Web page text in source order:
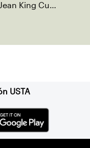
King Cup
USTA